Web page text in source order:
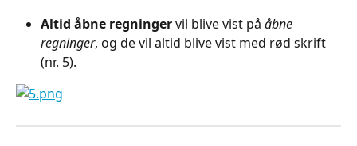
Altid åbne regninger vil blive vist på åbne
regninger, og de vil altid blive vist med rød skrift
(nr. 5).